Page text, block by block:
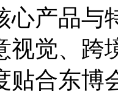
心产品与
视觉、跨
贴合东博